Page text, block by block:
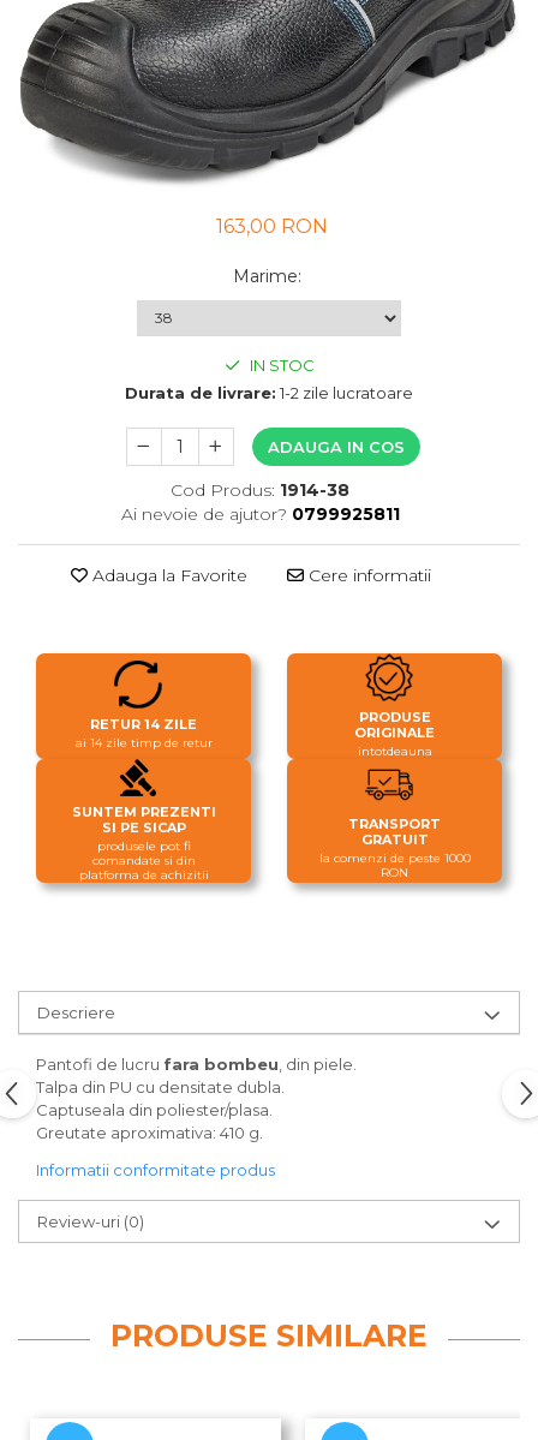
UNICA FOLOSINTA
VESTE
163,00 RON
Marime:
IN STOC
Durata de livrare: 1-2 zile lucratoare
ADAUGA IN COS
Cod Produs: 1914-38
Ai nevoie de ajutor? 0799925811
Adauga la Favorite Cere informatii
RETUR 14 ZILE
ai 14 zile timp de retur
PRODUSE
ORIGINALE
intotdeauna
SUNTEM PREZENTI
SI PE SICAP
produsele pot fi
comandate si din
platforma de achizitii
TRANSPORT
GRATUIT
la comenzi de peste 1000
RON
Descriere
Pantofi de lucru fara bombeu , din piele.
Talpa din PU cu densitate dubla.
Captuseala din poliester/plasa.
Greutate aproximativa: 410 g.
Informatii conformitate produs
Review-uri (0)
PRODUSE SIMILARE